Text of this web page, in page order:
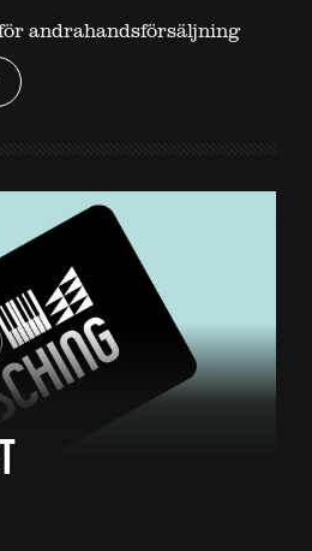
andrahandsförsäljning